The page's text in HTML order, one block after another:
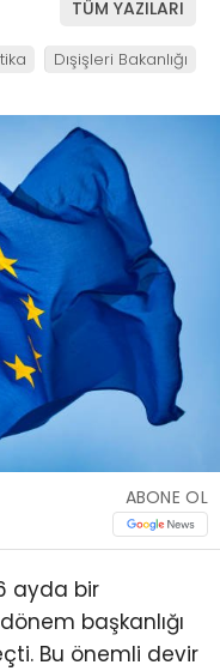
TÜM YAZILARI
Dışişleri Bakanlığı
ABONE OL
ayda bir
başkanlığı
Bu önemli devir